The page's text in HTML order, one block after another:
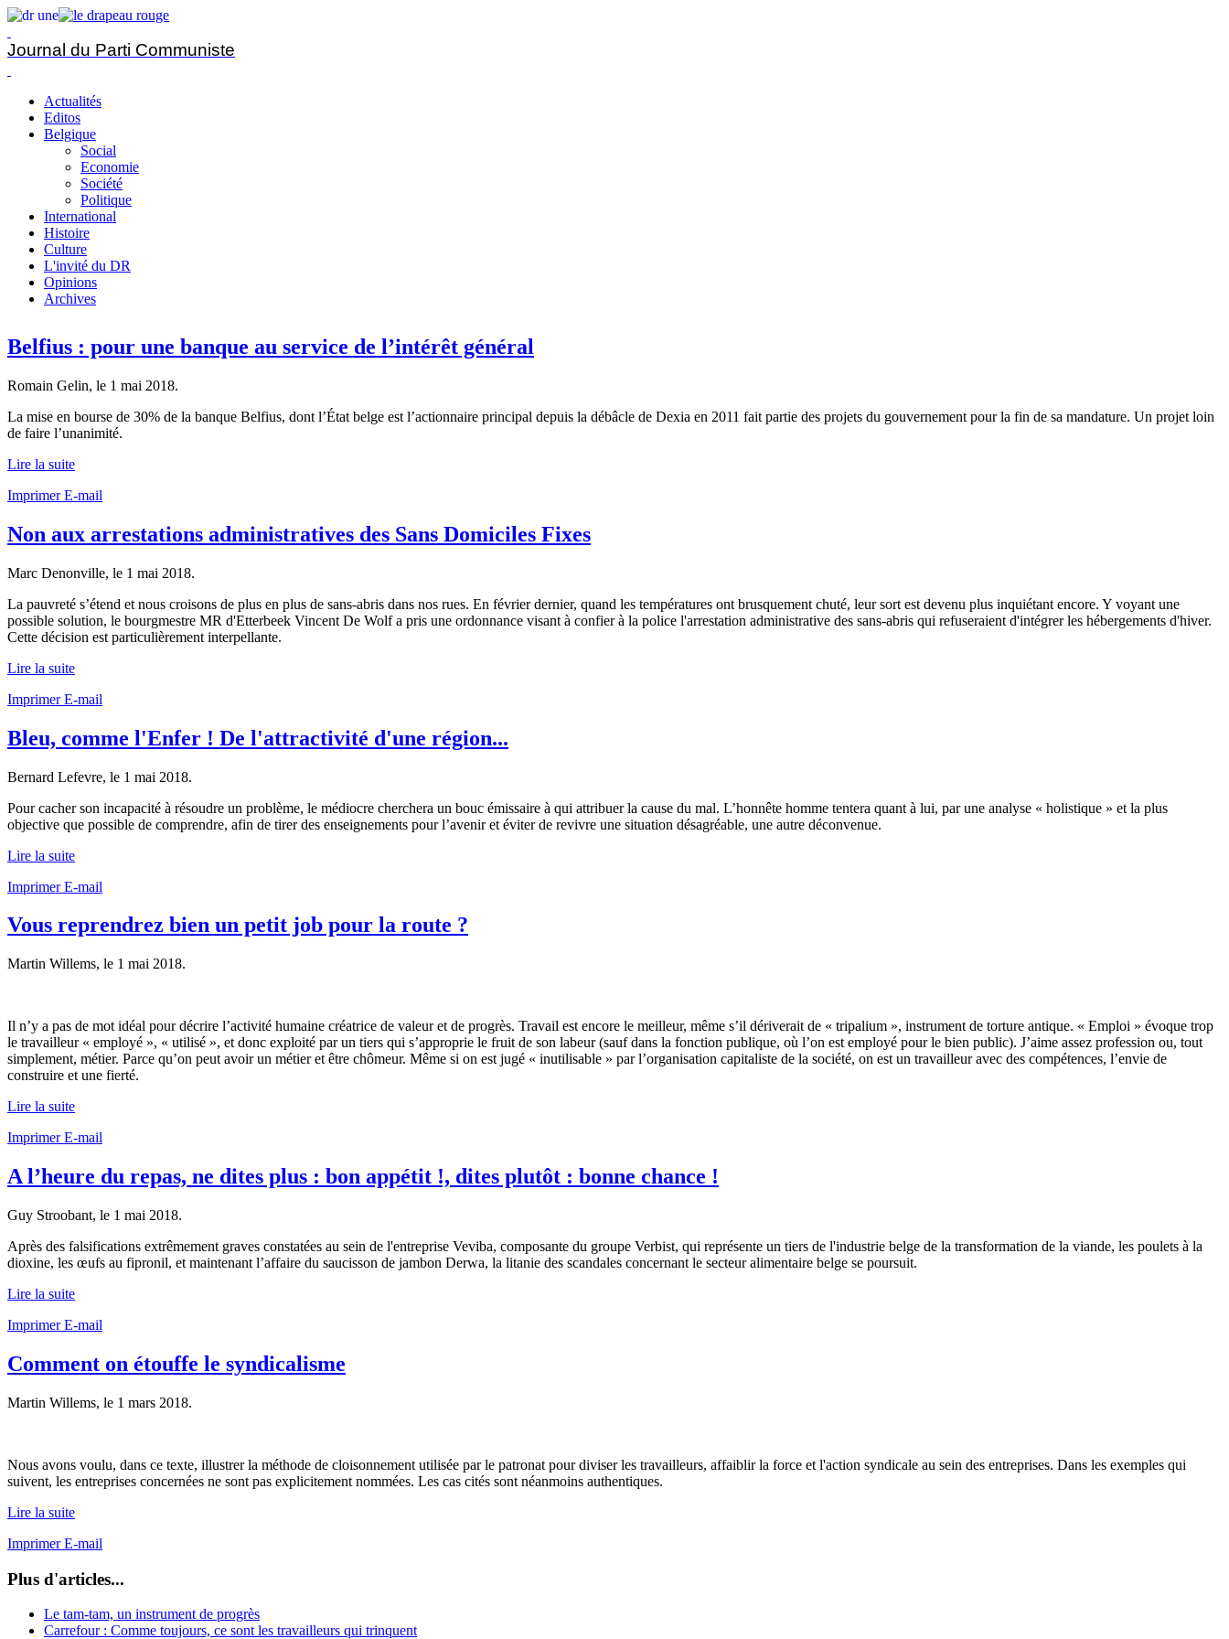
Journal du Parti Communiste
Actualités
Editos
Belgique
Social
Economie
Société
Politique
International
Histoire
Culture
L'invité du DR
Opinions
Archives
Belfius : pour une banque au service de l’intérêt général
Romain Gelin, le 1 mai 2018.
La mise en bourse de 30% de la banque Belfius, dont l’État belge est l’actionnaire principal depuis la débâcle de Dexia en 2011 fait partie des projets du gouvernement pour la fin de sa mandature. Un projet loin
de faire l’unanimité.
Lire la suite
ImprimerE-mail
Non aux arrestations administratives des Sans Domiciles Fixes
Marc Denonville, le 1 mai 2018.
La pauvreté s’étend et nous croisons de plus en plus de sans-abris dans nos rues. En février dernier, quand les températures ont brusquement chuté, leur sort est devenu plus inquiétant encore. Y voyant une
possible solution, le bourgmestre MR d'Etterbeek Vincent De Wolf a pris une ordonnance visant à confier à la police l'arrestation administrative des sans-abris qui refuseraient d'intégrer les hébergements d'hiver.
Cette décision est particulièrement interpellante.
Lire la suite
ImprimerE-mail
Bleu, comme l'Enfer ! De l'attractivité d'une région...
Bernard Lefevre, le 1 mai 2018.
Pour cacher son incapacité à résoudre un problème, le médiocre cherchera un bouc émissaire à qui attribuer la cause du mal. L’honnête homme tentera quant à lui, par une analyse « holistique » et la plus
objective que possible de comprendre, afin de tirer des enseignements pour l’avenir et éviter de revivre une situation désagréable, une autre déconvenue.
Lire la suite
ImprimerE-mail
Vous reprendrez bien un petit job pour la route ?
Martin Willems, le 1 mai 2018.
Il n’y a pas de mot idéal pour décrire l’activité humaine créatrice de valeur et de progrès. Travail est encore le meilleur, même s’il dériverait de « tripalium », instrument de torture antique. « Emploi » évoque trop
le travailleur « employé », « utilisé », et donc exploité par un tiers qui s’approprie le fruit de son labeur (sauf dans la fonction publique, où l’on est employé pour le bien public). J’aime assez profession ou, tout
simplement, métier. Parce qu’on peut avoir un métier et être chômeur. Même si on est jugé « inutilisable » par l’organisation capitaliste de la société, on est un travailleur avec des compétences, l’envie de
construire et une fierté.
Lire la suite
ImprimerE-mail
A l’heure du repas, ne dites plus : bon appétit !, dites plutôt : bonne chance !
Guy Stroobant, le 1 mai 2018.
Après des falsifications extrêmement graves constatées au sein de l'entreprise Veviba, composante du groupe Verbist, qui représente un tiers de l'industrie belge de la transformation de la viande, les poulets à la
dioxine, les œufs au fipronil, et maintenant l’affaire du saucisson de jambon Derwa, la litanie des scandales concernant le secteur alimentaire belge se poursuit.
Lire la suite
ImprimerE-mail
Comment on étouffe le syndicalisme
Martin Willems, le 1 mars 2018.
Nous avons voulu, dans ce texte, illustrer la méthode de cloisonnement utilisée par le patronat pour diviser les travailleurs, affaiblir la force et l'action syndicale au sein des entreprises. Dans les exemples qui
suivent, les entreprises concernées ne sont pas explicitement nommées. Les cas cités sont néanmoins authentiques.
Lire la suite
ImprimerE-mail
Plus d'articles...
Le tam-tam, un instrument de progrès
Carrefour : Comme toujours, ce sont les travailleurs qui trinquent